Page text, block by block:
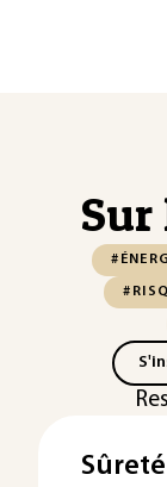
Sur